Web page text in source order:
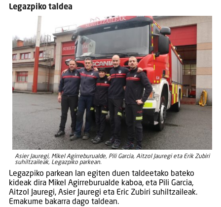
Legazpiko taldea
Asier Jauregi, Mikel Agirreburualde, Pili Garcia, Aitzol Jauregi eta Erik Zubiri
suhiltzaileak, Legazpiko parkean.
Legazpiko parkean lan egiten duen taldeetako bateko
kideak dira Mikel Agirreburualde kaboa, eta Pili Garcia,
Aitzol Jauregi, Asier Jauregi eta Eric Zubiri suhiltzaileak.
Emakume bakarra dago taldean.